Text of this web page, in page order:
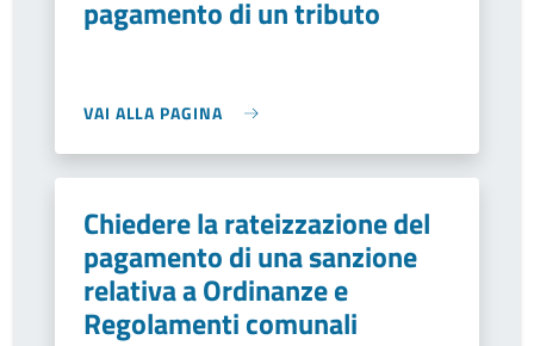
pagamento di un tributo
VAI ALLA PAGINA
Chiedere la rateizzazione del
pagamento di una sanzione
relativa a Ordinanze e
Regolamenti comunali